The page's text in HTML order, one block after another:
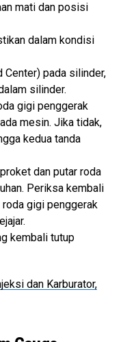
mati dan posisi
dalam kondisi
Center) pada silinder,
silinder.
gigi penggerak
mesin. Jika tidak,
kedua tanda
dan putar roda
Periksa kembali
roda gigi penggerak
kembali tutup
dan Karburator,